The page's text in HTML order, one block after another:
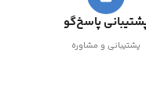
پاسخ‌گو
پشتیبانی و مشاوره